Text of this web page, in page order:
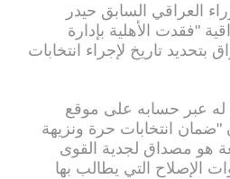
العراقي السابق حيدر
"فقدت الأهلية بإدارة
بتحديد تاريخ لإجراء انتخابات
له عبر حسابه على موقع
"ضمان انتخابات حرة ونزيهة
هو مصداق لجدية القوى
الإصلاح التي يطالب بها